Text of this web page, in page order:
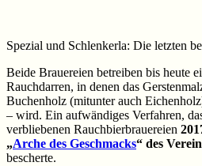
Spezial und Schlenkerla: Die letzten
Beide Brauereien betreiben bis heute
Rauchdarren, in denen das
Buchenholz (mitunter auch
– wird. Ein aufwändiges Verfahren,
verbliebenen Rauchbierbrauereien
„Arche des Geschmacks“ des
bescherte.